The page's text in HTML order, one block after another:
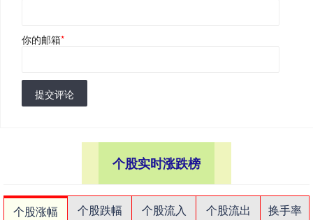
你的邮箱*
提交评论
个股实时涨跌榜
个股涨幅 个股跌幅 个股流入 个股流出
换手率